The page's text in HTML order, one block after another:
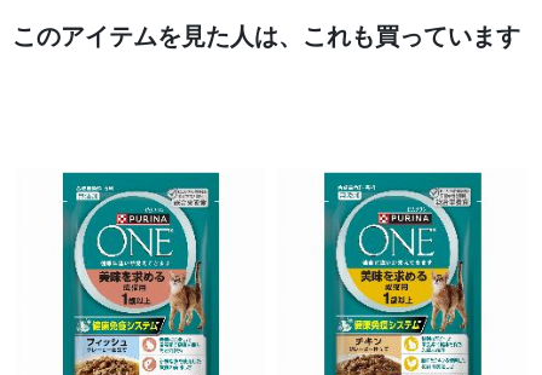
このアイテムを見た人は、これも買っています